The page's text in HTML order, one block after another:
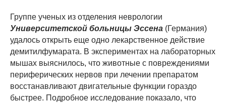
Группе ученых из отделения неврологии
Университетской больницы Эссена (Германия)
удалось открыть еще одно лекарственное действие
демитилфумарата. В экспериментах на лабораторных
мышах выяснилось, что животные с повреждениями
периферических нервов при лечении препаратом
восстанавливают двигательные функции гораздо
быстрее. Подробное исследование показало, что